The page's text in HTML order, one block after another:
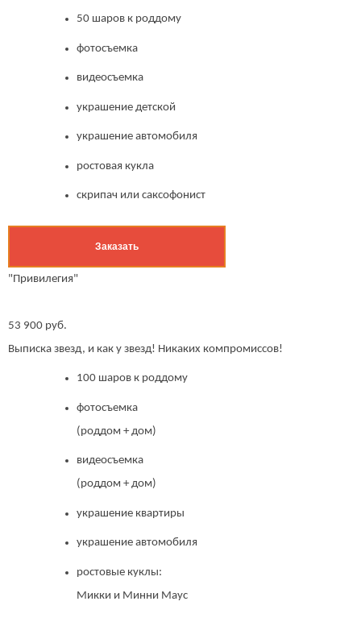
50 шаров к роддому
фотосъемка
видеосъемка
украшение детской
украшение автомобиля
ростовая кукла
скрипач или саксофонист
Заказать
"Привилегия"
53 900 руб.
Выписка звезд, и как у звезд! Никаких компромиссов!
100 шаров к роддому
фотосъемка
(роддом + дом)
видеосъемка
(роддом + дом)
украшение квартиры
украшение автомобиля
ростовые куклы:
Микки и Минни Маус